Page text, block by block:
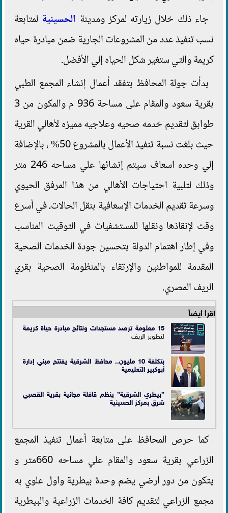
جاء ذلك خلال زيارته لمركز ومدينة الحسينية لمتابعة
نسب تنفيذ عدد من المشروعات الجارية ضمن مبادرة حياه
كريمة والتي ستغير شكل الحياه إلي الأفضل.
بدأت جولة المحافظ بتفقد أعمال إنشاء المجمع الطبي
بقرية سعود والمقام على مساحة 936 م والمكون من 3
طوابق لتقديم خدمه صحيه وعلاجيه مميزه لأهالي القرية
حيث بلغت نسبة تنفيذ الأعمال بالمشروع 50% ، بالإضافة
إلي وحده اسعاف سيتم إنشائها علي مساحه 246 متر
وذلك لتلبية احتياجات الأهالي من هذا المرفق الحيوي
وسرعة تقديم الخدمات الإسعافية بنقل الحالات، في أسرع
وقت لإنقاذها ونقلها للمستشفيات في التوقيت المناسب
وفي إطار اهتمام الدولة بتحسين جودة الخدمات الصحية
المقدمة للمواطنين والإرتقاء بالمنظومة الصحية بقري
الريف المصري.
اقرأ أيضاً
15 معلومة ترصد مستجدات ونتائج مبادرة حياة كريمة
لتطوير الريف
بتكلفة 10 مليون.. محافظ الشرقية يفتتح مبني إدارة
أبوكبير التعليمية
”بيطري الشرقية” ينظم قافلة مجانية بقرية القصبي
شرق بمركز الحسينية
كما حرص المحافظ على متابعة أعمال تنفيذ المجمع
الزراعي بقرية سعود والمقام علي مساحه 660متر و
يتكون من دور أرضي يضم وحدة بيطرية واول علوي به
مجمع الزراعي لتقديم كافة الخدمات الزراعية والبيطرية